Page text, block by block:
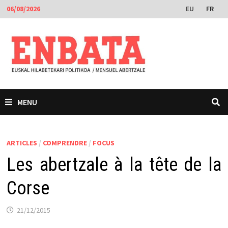
Passer
au
contenu
06/08/2026 EU FR
MENU
ARTICLES / COMPRENDRE/ FOCUS
Les abertzale à la tête de la
Corse
21/12/2015